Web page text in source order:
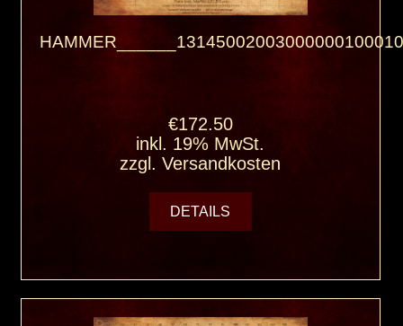
€172.50
inkl. 19% MwSt.
zzgl.Versandkosten
DETAILS